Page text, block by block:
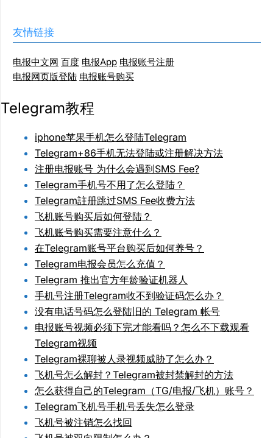
友情链接
电报中文网 百度 电报App 电报账号注册
电报网页版登陆 电报账号购买
Telegram教程
iphone苹果手机怎么登陆Telegram
Telegram+86手机无法登陆或注册解决方法
注册电报账号 为什么会遇到SMS Fee?
Telegram手机号不用了怎么登陆？
Telegram註册跳过SMS Fee收费方法
飞机账号购买后如何登陆？
飞机账号购买需要注意什么？
在Telegram账号平台购买后如何养号？
Telegram电报会员怎么充值？
Telegram 推出官方年龄验证机器人
手机号注册Telegram收不到验证码怎么办？
没有电话号码怎么登陆旧的 Telegram 帐号
电报账号视频必须下完才能看吗？怎么不下载观看
Telegram视频
Telegram裸聊被人录视频威胁了怎么办？
飞机号怎么解封？Telegram被封禁解封的方法
怎么获得自己的Telegram（TG/电报/飞机）账号？
Telegram飞机号手机号丢失怎么登录
飞机号被注销怎么找回